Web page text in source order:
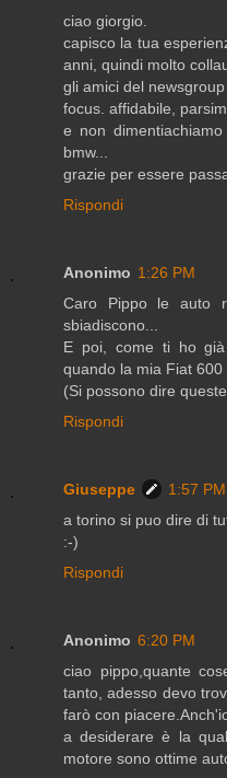
ciao giorgio.
capisco la tua
anni, quindi molto
gli amici del
focus. affidabile,
e non
bmw...
grazie per essere
Rispondi
Anonimo 1:26 PM
Caro Pippo le auto
sbiadiscono...
E poi, come ti ho già
quando la mia Fiat
(Si possono dire
Rispondi
Giuseppe
1:57 PM
a torino si puo dire di
:-)
Rispondi
Anonimo 6:20 PM
ciao pippo,quante
tanto, adesso devo
farò con
a desiderare è la
motore sono ottime